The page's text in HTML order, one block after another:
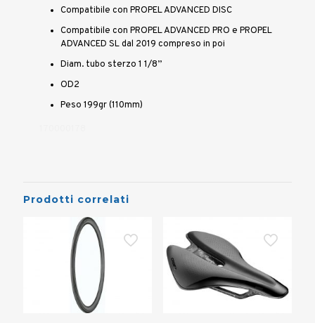
Compatibile con PROPEL ADVANCED DISC
Compatibile con PROPEL ADVANCED PRO e PROPEL
ADVANCED SL dal 2019 compreso in poi
Diam. tubo sterzo 1 1/8”
OD2
Peso 199gr (110mm)
Prodotti correlati